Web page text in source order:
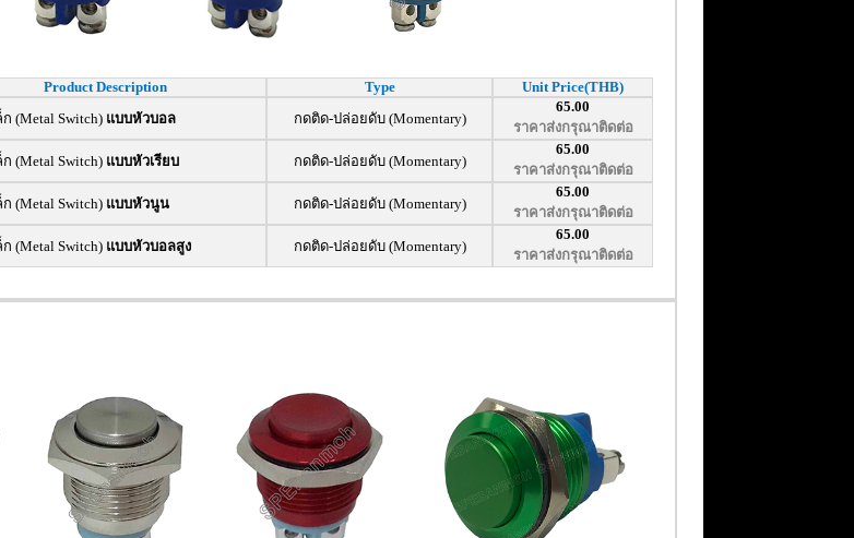
Product Description Type
Unit Price(THB)
(Metal Switch) แบบหัวบอล กดติด-ปล่อยดับ (Momentary)
65.00
ราคาส่งกรุณาติดต่อ
(Metal Switch) แบบหัวเรียบ กดติด-ปล่อยดับ (Momentary)
65.00
ราคาส่งกรุณาติดต่อ
(Metal Switch) แบบหัวนูน กดติด-ปล่อยดับ (Momentary)
65.00
ราคาส่งกรุณาติดต่อ
(Metal Switch) แบบหัวบอลสูง กดติด-ปล่อยดับ (Momentary)
65.00
ราคาส่งกรุณาติดต่อ